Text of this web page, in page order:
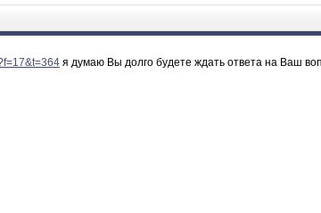
я думаю Вы долго будете ждать ответа на Ваш